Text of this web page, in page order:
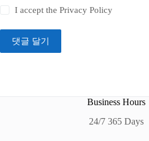
I accept thePrivacy Policy
댓글 달기
Business Hours
24/7 365 Days